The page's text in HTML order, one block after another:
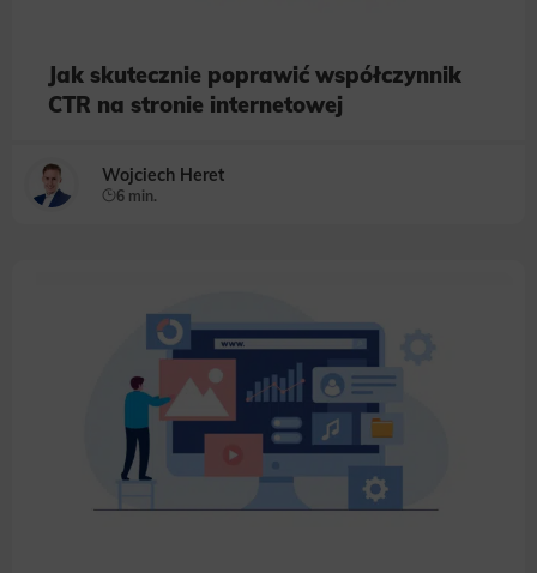
Jak skutecznie poprawić współczynnik
CTR na stronie internetowej
Wojciech Heret
6 min.